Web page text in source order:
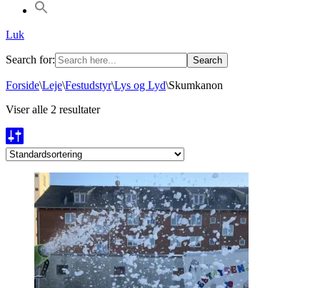
Luk
Search for:
Forside\Leje\Festudstyr\Lys og Lyd\Skumkanon
Viser alle 2 resultater